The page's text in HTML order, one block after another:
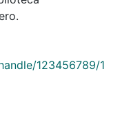
123456789/1